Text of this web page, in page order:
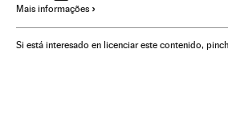
Cristianismo
LGTBIfobia Iglesias (Burgos) Iglesia
Mais informações
Si está interesado en licenciar este contenido,